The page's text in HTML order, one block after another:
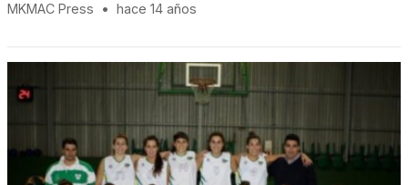
MKMAC Press • hace 14 años